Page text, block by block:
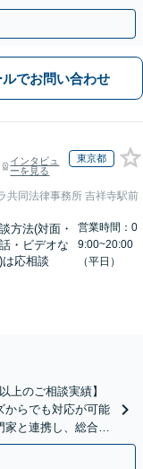
ちに対応。
ルでお問い合わせ
インタビュ
ーを見る
東京都
共同法律事務所 吉祥寺駅前
方法(対面・
・ビデオな
は応相談
営業時間：0
9:00~20:00
（平日）
上のご相談実績】
からでも対応が可能
家と連携し、総合的
可】